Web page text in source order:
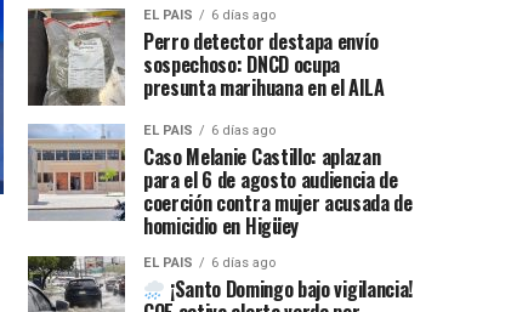
EL PAIS 6 días ago
Perro detector destapa envío
sospechoso: DNCD ocupa
presunta marihuana en el AILA
EL PAIS 6 días ago
Caso Melanie Castillo: aplazan
para el 6 de agosto audiencia de
coerción contra mujer acusada de
homicidio en Higüey
EL PAIS 6 días ago
¡Santo Domingo bajo vigilancia!